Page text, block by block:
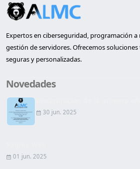
Expertos en ciberseguridad, programación a
gestión de servidores. Ofrecemos
seguras y personalizadas.
Novedades
30 jun. 2025
01 jun. 2025